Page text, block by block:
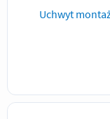
Uchwyt